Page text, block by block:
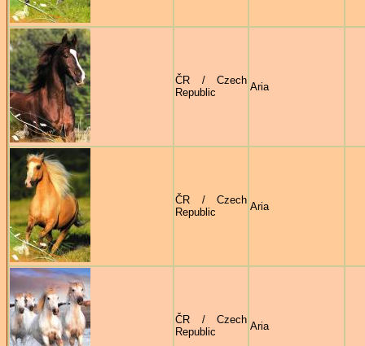
ČR / Czech
Republic
Aria
ČR / Czech
Republic
Aria
ČR / Czech
Republic
Aria